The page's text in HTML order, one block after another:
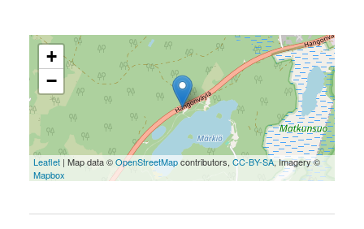
+
−
Leaflet| Map data ©OpenStreetMapcontributors, CC-BY-SA, Imagery ©
Mapbox